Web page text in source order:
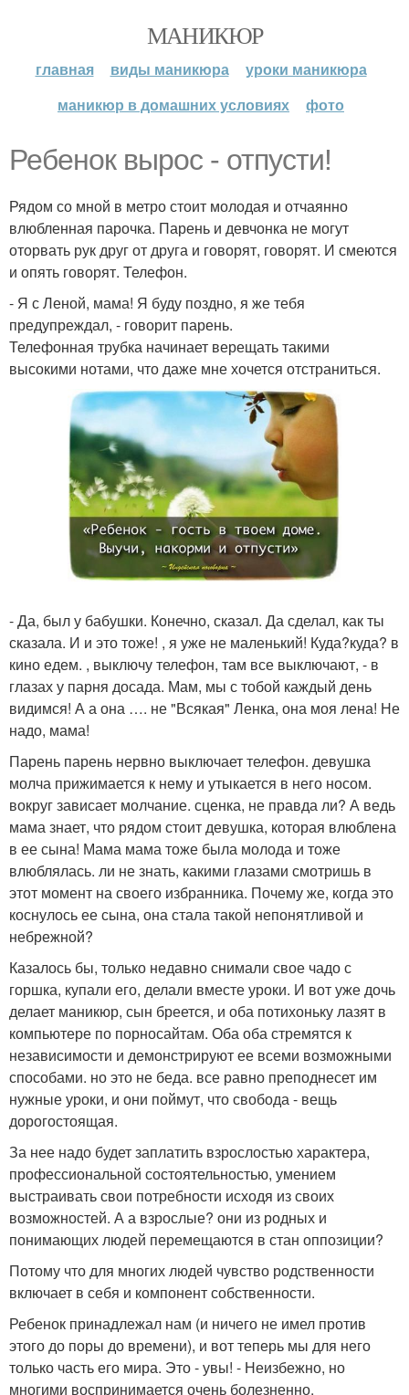
МАНИКЮР
главная виды маникюра
уроки маникюра
маникюр в домашних условиях
фото
Ребенок вырос - отпусти!
Рядом со мной в метро стоит молодая и отчаянно
влюбленная парочка. Парень и девчонка не могут
оторвать рук друг от друга и говорят, говорят. И смеются
и опять говорят. Телефон.
- Я с Леной, мама! Я буду поздно, я же тебя
предупреждал, - говорит парень.
Телефонная трубка начинает верещать такими
высокими нотами, что даже мне хочется отстраниться.
- Да, был у бабушки. Конечно, сказал. Да сделал, как ты
сказала. И и это тоже! , я уже не маленький! Куда?куда? в
кино едем. , выключу телефон, там все выключают, - в
глазах у парня досада. Мам, мы с тобой каждый день
видимся! А а она …. не "Всякая" Ленка, она моя лена! Не
надо, мама!
Парень парень нервно выключает телефон. девушка
молча прижимается к нему и утыкается в него носом.
вокруг зависает молчание. сценка, не правда ли? А ведь
мама знает, что рядом стоит девушка, которая влюблена
в ее сына! Мама мама тоже была молода и тоже
влюблялась. ли не знать, какими глазами смотришь в
этот момент на своего избранника. Почему же, когда это
коснулось ее сына, она стала такой непонятливой и
небрежной?
Казалось бы, только недавно снимали свое чадо с
горшка, купали его, делали вместе уроки. И вот уже дочь
делает маникюр, сын бреется, и оба потихоньку лазят в
компьютере по порносайтам. Оба оба стремятся к
независимости и демонстрируют ее всеми возможными
способами. но это не беда. все равно преподнесет им
нужные уроки, и они поймут, что свобода - вещь
дорогостоящая.
За нее надо будет заплатить взрослостью характера,
профессиональной состоятельностью, умением
выстраивать свои потребности исходя из своих
возможностей. А а взрослые? они из родных и
понимающих людей перемещаются в стан оппозиции?
Потому что для многих людей чувство родственности
включает в себя и компонент собственности.
Ребенок принадлежал нам (и ничего не имел против
этого до поры до времени), и вот теперь мы для него
только часть его мира. Это - увы! - Неизбежно, но
многими воспринимается очень болезненно.